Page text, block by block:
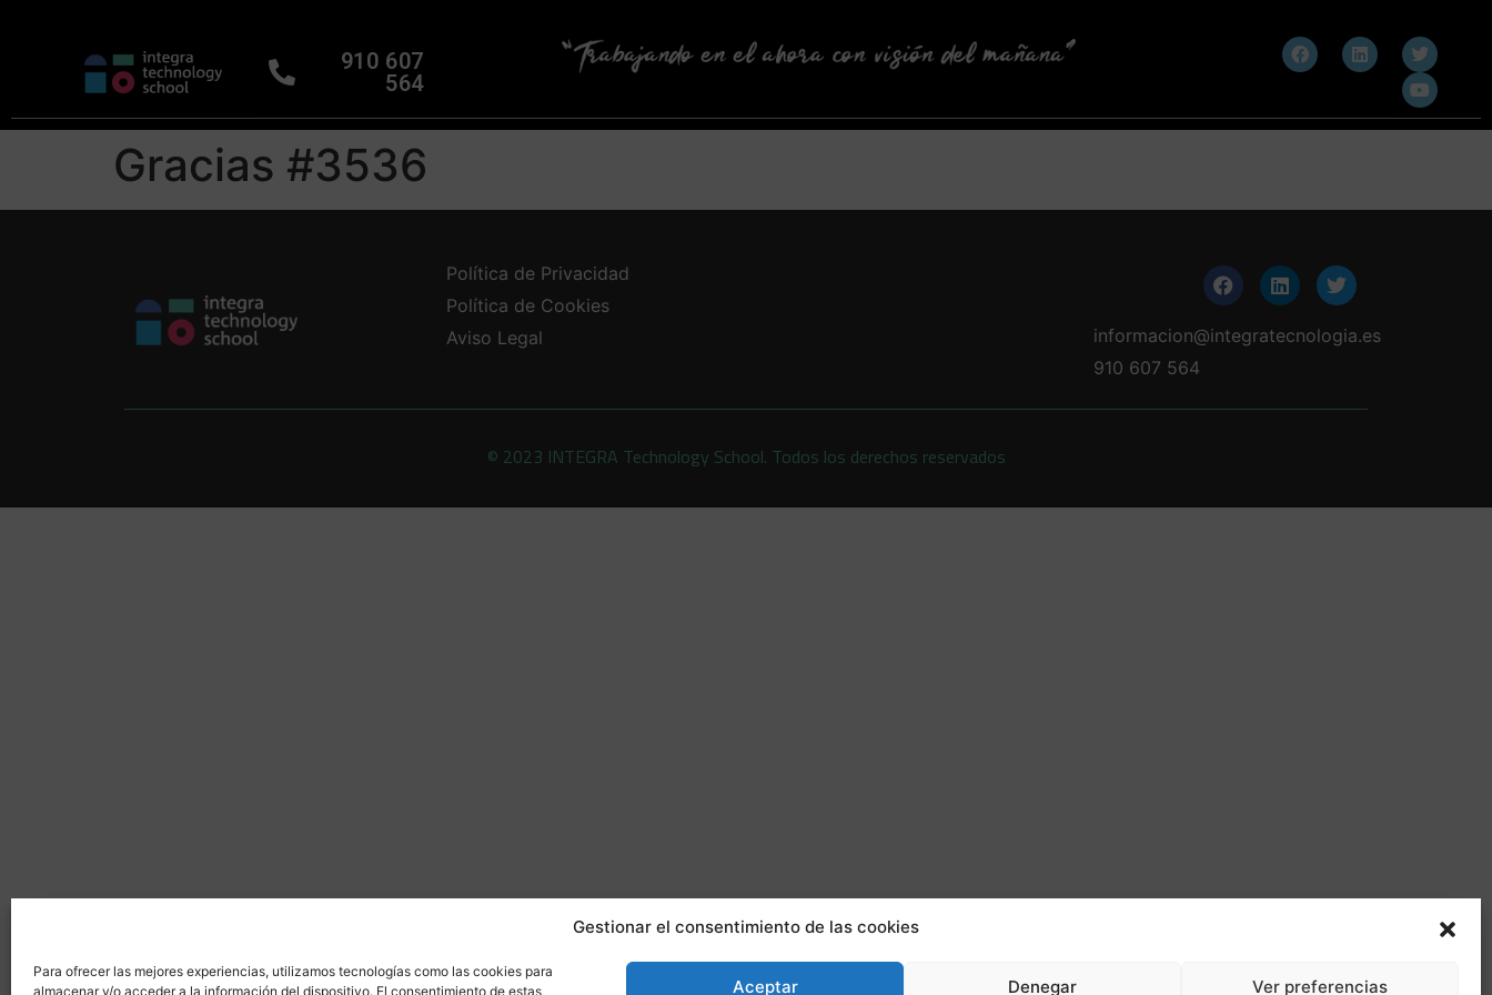
Gestionar el consentimiento de las cookies
Para ofrecer las mejores experiencias, utilizamos tecnologías como las cookies para
almacenar y/o acceder a la información del dispositivo. El consentimiento de estas
Aceptar Denegar Ver preferencias
910 607
564
Gracias #3536
Política de Privacidad
Política de Cookies
Aviso Legal
informacion@integratecnologia.es
910 607 564
© 2023 INTEGRA Technology School. Todos los derechos reservados